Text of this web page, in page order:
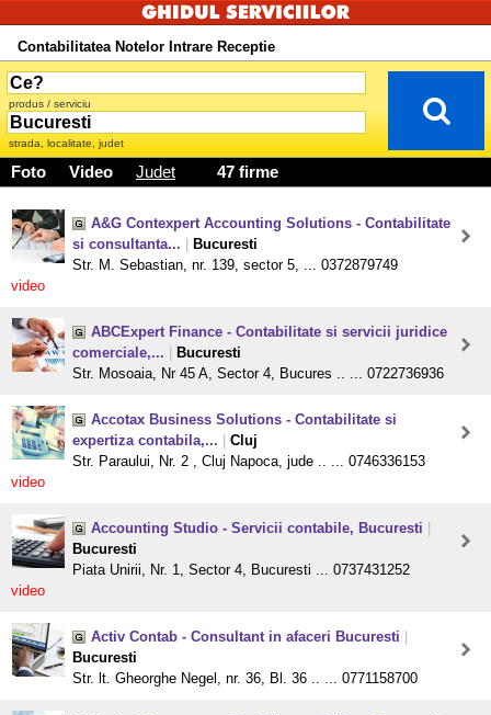
Contabilitatea Notelor Intrare Receptie
produs / serviciu
strada, localitate, judet
Foto Video Judet 47 firme
A&G Contexpert Accounting Solutions - Contabilitate
si consultanta...
Bucuresti
Str. M. Sebastian, nr. 139, sector 5, ... 0372879749
video
ABCExpert Finance - Contabilitate si servicii juridice
comerciale,...
Bucuresti
Str. Mosoaia, Nr 45 A, Sector 4, Bucures .. ... 0722736936
Accotax Business Solutions - Contabilitate si
expertiza contabila,...
Cluj
Str. Paraului, Nr. 2 , Cluj Napoca, jude .. ... 0746336153
video
Accounting Studio - Servicii contabile, Bucuresti
Bucuresti
Piata Unirii, Nr. 1, Sector 4, Bucuresti ... 0737431252
video
Activ Contab - Consultant in afaceri Bucuresti
Bucuresti
Str. lt. Gheorghe Negel, nr. 36, Bl. 36 .. ... 0771158700